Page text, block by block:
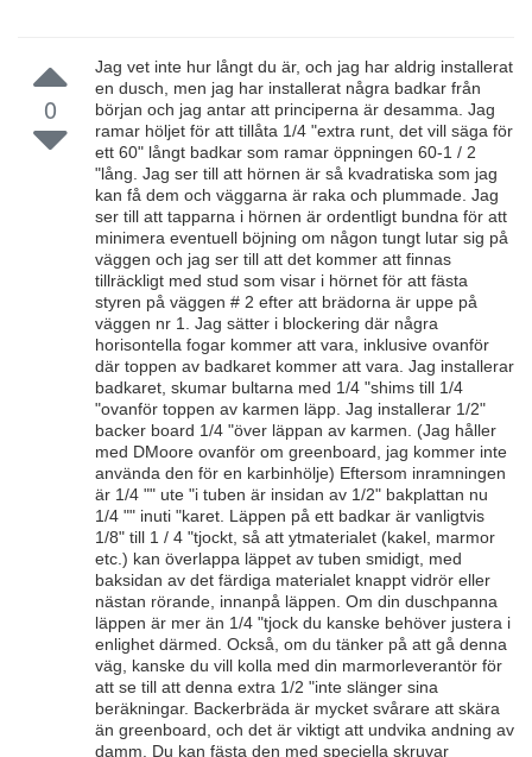
0
Jag vet inte hur långt du är, och jag har aldrig installerat
en dusch, men jag har installerat några badkar från
början och jag antar att principerna är desamma. Jag
ramar höljet för att tillåta 1/4 "extra runt, det vill säga för
ett 60" långt badkar som ramar öppningen 60-1 / 2
"lång. Jag ser till att hörnen är så kvadratiska som jag
kan få dem och väggarna är raka och plummade. Jag
ser till att tapparna i hörnen är ordentligt bundna för att
minimera eventuell böjning om någon tungt lutar sig på
väggen och jag ser till att det kommer att finnas
tillräckligt med stud som visar i hörnet för att fästa
styren på väggen # 2 efter att brädorna är uppe på
väggen nr 1. Jag sätter i blockering där några
horisontella fogar kommer att vara, inklusive ovanför
där toppen av badkaret kommer att vara. Jag installerar
badkaret, skumar bultarna med 1/4 "shims till 1/4
"ovanför toppen av karmen läpp. Jag installerar 1/2"
backer board 1/4 "över läppan av karmen. (Jag håller
med DMoore ovanför om greenboard, jag kommer inte
använda den för en karbinhölje) Eftersom inramningen
är 1/4 "" ute "i tuben är insidan av 1/2" bakplattan nu
1/4 "" inuti "karet. Läppen på ett badkar är vanligtvis
1/8" till 1 / 4 "tjockt, så att ytmaterialet (kakel, marmor
etc.) kan överlappa läppet av tuben smidigt, med
baksidan av det färdiga materialet knappt vidrör eller
nästan rörande, innanpå läppen. Om din duschpanna
läppen är mer än 1/4 "tjock du kanske behöver justera i
enlighet därmed. Också, om du tänker på att gå denna
väg, kanske du vill kolla med din marmorleverantör för
att se till att denna extra 1/2 "inte slänger sina
beräkningar. Backerbräda är mycket svårare att skära
än greenboard, och det är viktigt att undvika andning av
damm. Du kan fästa den med speciella skruvar